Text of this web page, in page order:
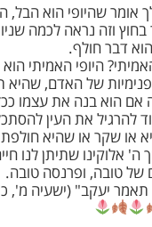
הבל, הכוונה כמו שיש
שניות ונעלם, כך
האמיתי הוא יראת ה' שהיא
שהיא תמיד תישאר
עצמו ככזה.
להסתכל בפנים ולא
חולפת.
לנו חיים ארוכים, חיים
טובה.
מ', כ"ז)